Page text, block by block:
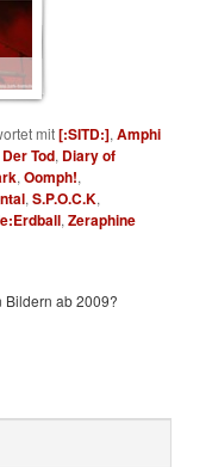
mit[:SITD:],Amphi
Der Tod, Diary of
,Oomph!,
,S.P.O.C.K,
,Zeraphine
Bildern ab 2009?